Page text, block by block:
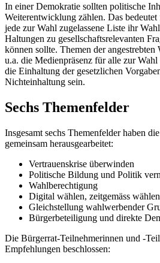
In einer Demokratie sollten politische
Weiterentwicklung zählen. Das bedeutet
jede zur Wahl zugelassene Liste ihr
Haltungen zu gesellschaftsrelevanten
können sollte. Themen der angestrebten
u.a. die Medienpräsenz für alle zur
die Einhaltung der gesetzlichen
Nichteinhaltung sein.
Sechs Themenfelder
Insgesamt sechs Themenfelder haben
gemeinsam herausgearbeitet:
Vertrauenskrise überwinden
Politische Bildung und Politik
Wahlberechtigung
Digital wählen, zeitgemäss wählen
Gleichstellung wahlwerbender
Bürgerbeteiligung und direkte
Die Bürgerrat-Teilnehmerinnen und -
Empfehlungen beschlossen: